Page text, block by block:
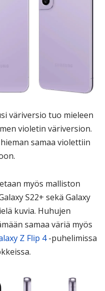
väriversio tuo mieleen
violetin väriversion.
samaa violettiin
myös malliston
S22+ sekä Galaxy
kuvia. Huhujen
samaa väriä myös
Z Flip 4-puhelimissa